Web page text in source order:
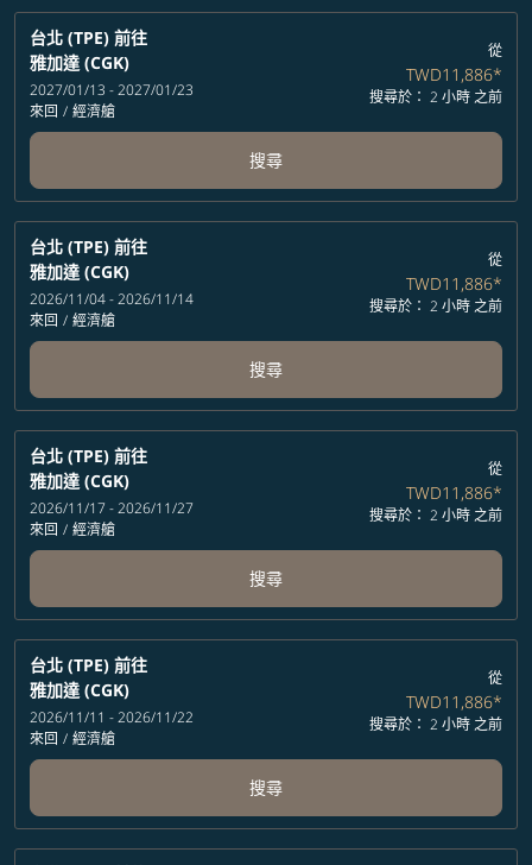
台北 (TPE) 前往
雅加達 (CGK)
2027/01/13 - 2027/01/23
來回 / 經濟艙
從
TWD11,886*
搜尋於： 2 小時 之前
搜尋
台北 (TPE) 前往
雅加達 (CGK)
2026/11/04 - 2026/11/14
來回 / 經濟艙
從
TWD11,886*
搜尋於： 2 小時 之前
搜尋
台北 (TPE) 前往
雅加達 (CGK)
2026/11/17 - 2026/11/27
來回 / 經濟艙
從
TWD11,886*
搜尋於： 2 小時 之前
搜尋
台北 (TPE) 前往
雅加達 (CGK)
2026/11/11 - 2026/11/22
來回 / 經濟艙
從
TWD11,886*
搜尋於： 2 小時 之前
搜尋